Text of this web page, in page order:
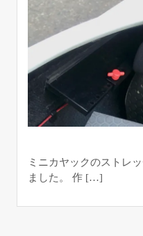
ミニカヤックのストレ
ました。 作 […]